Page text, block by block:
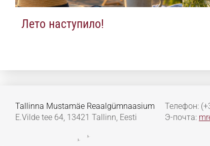
Лето наступило!
Tallinna Mustamäe Reaalgümnaasium
E.Vilde tee 64, 13421 Tallinn, Eesti
Телефон:
Э-почта: